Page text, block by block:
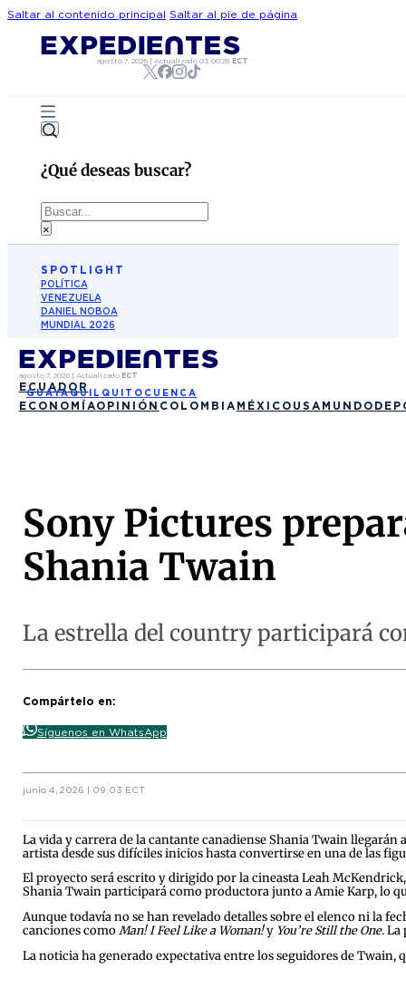
Saltar al contenido principal Saltar al pie de página
agosto 7, 2026| Actualizado 03:00:28 ECT
¿Qué deseas buscar?
Buscar
×
SPOTLIGHT
POLÍTICA
VENEZUELA
DANIEL NOBOA
MUNDIAL 2026
agosto 7, 2026| Actualizado ECT
ECUADOR
GUAYAQUIL QUITO CUENCA
ECONOMÍAOPINIÓN COLOMBIA MÉXICO USA MUNDO
Sony Pictures
Shania Twain
La estrella del country participará
Compártelo en:
Síguenos en WhatsApp
junio 4, 2026 | 09:03 ECT
La vida y carrera de la cantante canadiense Shania Twain
artista desde sus difíciles inicios hasta convertirse en una de las
El proyecto será escrito y dirigido por la cineasta Leah
Shania Twain participará como productora junto a Amie Karp, lo
Aunque todavía no se han revelado detalles sobre el elenco ni la
canciones como Man! I Feel Like a Woman!y You’re Still the One. La
La noticia ha generado expectativa entre los seguidores de